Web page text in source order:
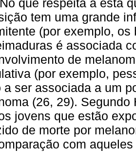
que respeita a esta
tem uma grande
(por exemplo,
é associada
de
(por exemplo,
a ser associada a um
(26, 29).
jovens que estão
de morte por
com